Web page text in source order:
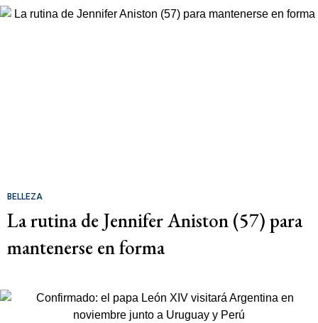
BELLEZA
La rutina de Jennifer Aniston (57) para
mantenerse en forma